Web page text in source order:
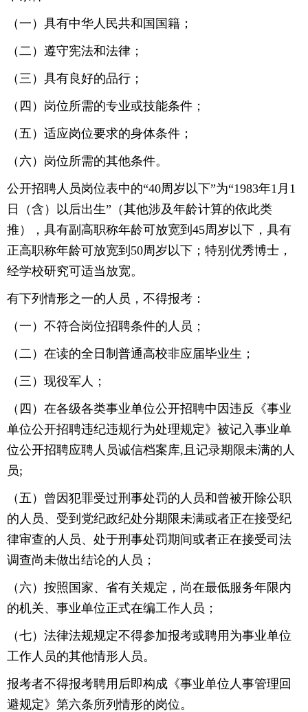
（一）具有中华人民共和国国籍；
（二）遵守宪法和法律；
（三）具有良好的品行；
（四）岗位所需的专业或技能条件；
（五）适应岗位要求的身体条件；
（六）岗位所需的其他条件。
公开招聘人员岗位表中的“40周岁以下”为“1983年1月1
日（含）以后出生”（其他涉及年龄计算的依此类
推），具有副高职称年龄可放宽到45周岁以下，具有
正高职称年龄可放宽到50周岁以下；特别优秀博士，
经学校研究可适当放宽。
有下列情形之一的人员，不得报考：
（一）不符合岗位招聘条件的人员；
（二）在读的全日制普通高校非应届毕业生；
（三）现役军人；
（四）在各级各类事业单位公开招聘中因违反《事业
单位公开招聘违纪违规行为处理规定》被记入事业单
位公开招聘应聘人员诚信档案库,且记录期限未满的人
员;
（五）曾因犯罪受过刑事处罚的人员和曾被开除公职
的人员、受到党纪政纪处分期限未满或者正在接受纪
律审查的人员、处于刑事处罚期间或者正在接受司法
调查尚未做出结论的人员；
（六）按照国家、省有关规定，尚在最低服务年限内
的机关、事业单位正式在编工作人员；
（七）法律法规规定不得参加报考或聘用为事业单位
工作人员的其他情形人员。
报考者不得报考聘用后即构成《事业单位人事管理回
避规定》第六条所列情形的岗位。